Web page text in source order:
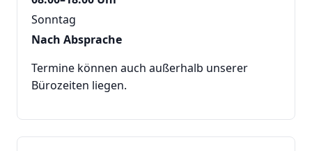
Sonntag
Nach Absprache
Termine können auch außerhalb unserer
Bürozeiten liegen.